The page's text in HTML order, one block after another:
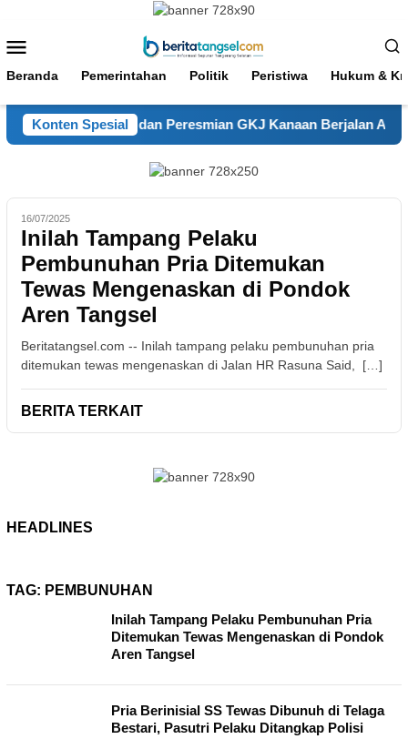
konten
Mobile
Beranda Pemerintahan Politik Peristiwa Hukum &
Konten Spesial
HUT ke-18 dan Peresmian GKJ Kanaan Berjalan Aman
16/07/2025
Inilah Tampang Pelaku
Pembunuhan Pria Ditemukan
Tewas Mengenaskan di Pondok
Aren Tangsel
Beritatangsel.com -- Inilah tampang pelaku pembunuhan pria
ditemukan tewas mengenaskan di Jalan HR Rasuna Said, […]
BERITA TERKAIT
HEADLINES
TAG: PEMBUNUHAN
Inilah Tampang Pelaku Pembunuhan Pria
Ditemukan Tewas Mengenaskan di Pondok
Aren Tangsel
Pria Berinisial SS Tewas Dibunuh di Telaga
Bestari, Pasutri Pelaku Ditangkap Polisi